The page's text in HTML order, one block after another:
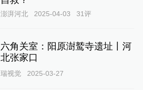
澎湃河北 2025-04-03 31评
六角关室：阳原澍鹫寺遗址丨河
北张家口
瑞视觉 2025-03-27